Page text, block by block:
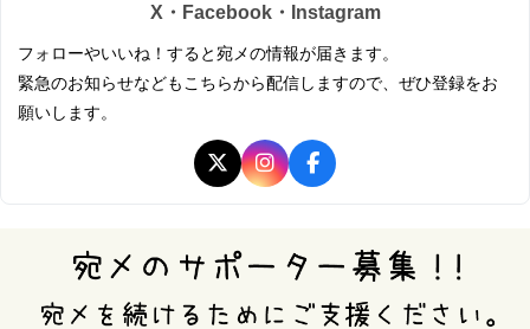
X・Facebook・Instagram
フォローやいいね！すると宛メの情報が届きます。
緊急のお知らせなどもこちらから配信しますので、ぜひ登録をお
願いします。